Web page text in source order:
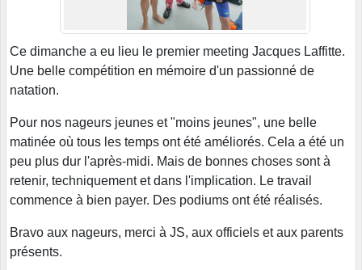
Ce dimanche a eu lieu le premier meeting Jacques Laffitte.
Une belle compétition en mémoire d'un passionné de
natation.
Pour nos nageurs jeunes et "moins jeunes", une belle
matinée où tous les temps ont été améliorés. Cela a été un
peu plus dur l'après-midi. Mais de bonnes choses sont à
retenir, techniquement et dans l'implication. Le travail
commence à bien payer. Des podiums ont été réalisés.
Bravo aux nageurs, merci à JS, aux officiels et aux parents
présents.